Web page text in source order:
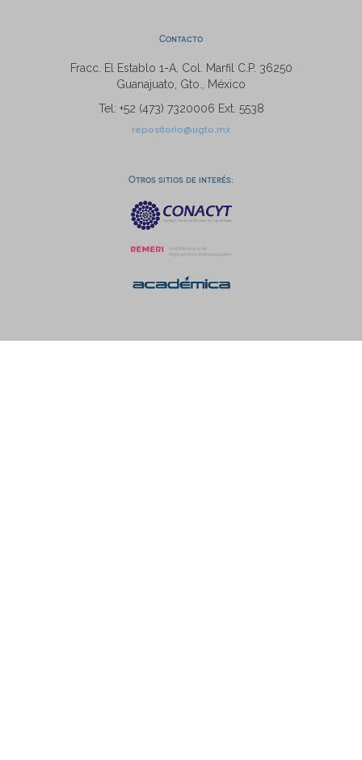
Contacto
Fracc. El Establo 1-A, Col. Marfil C.P. 36250
Guanajuato, Gto., México
Tel: +52 (473) 7320006 Ext. 5538
repositorio@ugto.mx
Otros sitios de interés: